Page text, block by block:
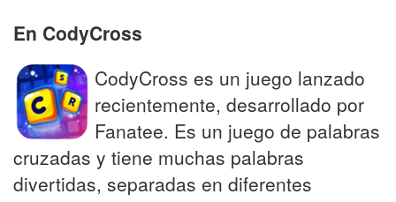
En CodyCross
CodyCross es un juego lanzado
recientemente, desarrollado por
Fanatee. Es un juego de palabras
cruzadas y tiene muchas palabras
divertidas, separadas en diferentes